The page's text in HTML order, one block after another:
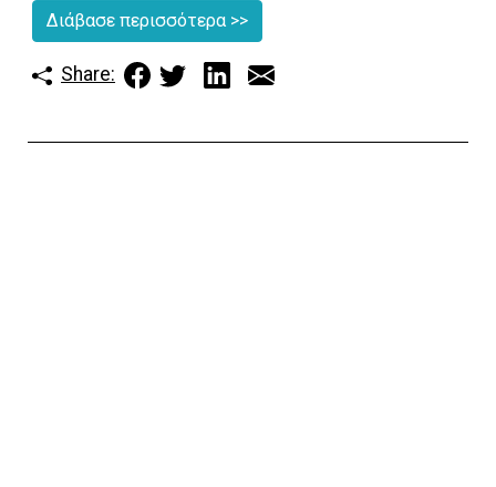
Διάβασε περισσότερα >>
Share: